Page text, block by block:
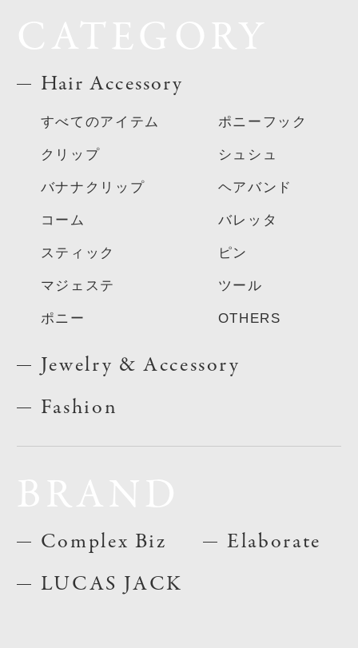
Hair Accessory
すべてのアイテム
クリップ
バナナクリップ
コーム
スティック
マジェステ
ポニー
ポニーフック
シュシュ
ヘアバンド
バレッタ
ピン
ツール
OTHERS
Jewelry & Accessory
Fashion
Complex Biz
LUCAS JACK
Elaborate